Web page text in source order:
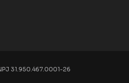
31.950.467.0001-26